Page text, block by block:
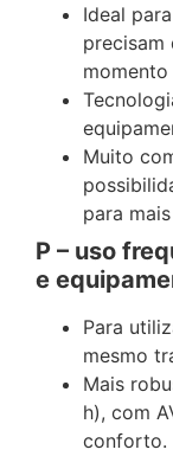
Ideal
precisam
momento
Muito
para
P – uso
e
Para
mesmo
Mais
h), com
conforto.